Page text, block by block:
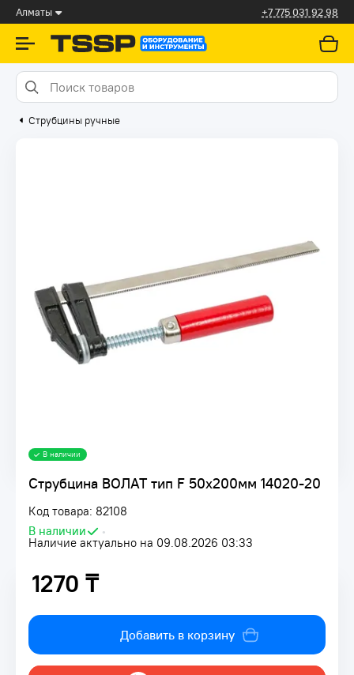
Алматы +7 775 031 92 98
Струбцины ручные
Струбцина ВОЛАТ тип F 50х200мм 14020-20
Код товара: 82108
В наличии
•
Наличие актуально на 09.08.2026 03:33
В наличии
1270 ₸
1270 ₸
Добавить в корзину